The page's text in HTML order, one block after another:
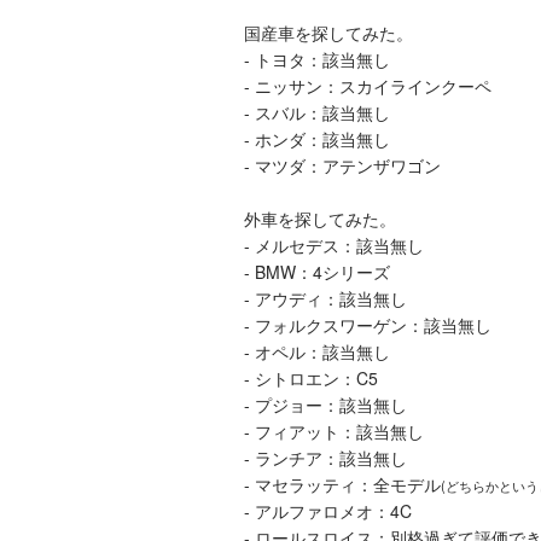
国産車を探してみた。
- トヨタ：該当無し
- ニッサン：スカイラインクーペ
- スバル：該当無し
- ホンダ：該当無し
- マツダ：アテンザワゴン
外車を探してみた。
- メルセデス：該当無し
- BMW：4シリーズ
- アウディ：該当無し
- フォルクスワーゲン：該当無し
- オペル：該当無し
- シトロエン：C5
- プジョー：該当無し
- フィアット：該当無し
- ランチア：該当無し
- マセラッティ：全モデル(どちらかとい
- アルファロメオ：4C